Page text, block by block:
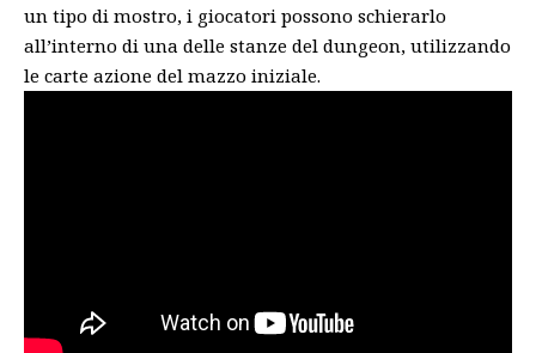
un tipo di mostro, i giocatori possono schierarlo
all’interno di una delle stanze del dungeon, utilizzando
le carte azione del mazzo iniziale.